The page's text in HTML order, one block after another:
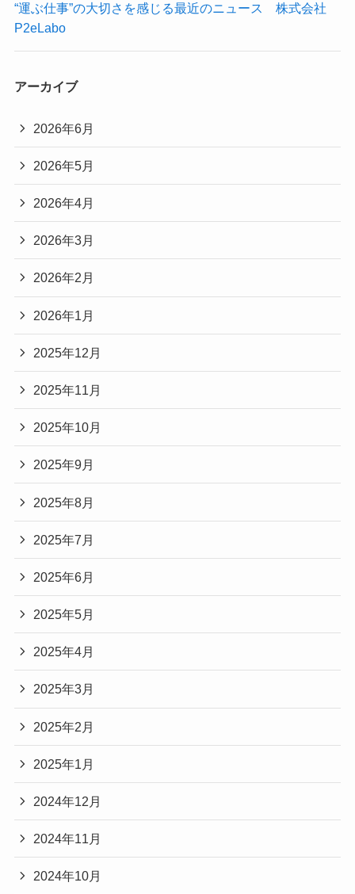
“運ぶ仕事”の大切さを感じる最近のニュース 株式会社
P2eLabo
アーカイブ
2026年6月
2026年5月
2026年4月
2026年3月
2026年2月
2026年1月
2025年12月
2025年11月
2025年10月
2025年9月
2025年8月
2025年7月
2025年6月
2025年5月
2025年4月
2025年3月
2025年2月
2025年1月
2024年12月
2024年11月
2024年10月